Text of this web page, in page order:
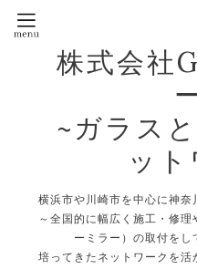
株式会社
~ガラス
ット
横浜市や川崎市を中心に神
～全国的に幅広く施工・修
ーミラー）の取付をし
培ってきたネットワークを活